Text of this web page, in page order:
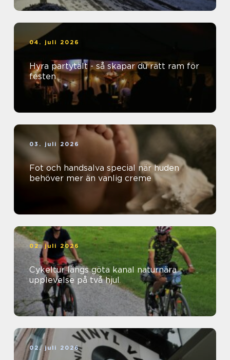
04. juli 2026
Hyra partytält - så skapar du rätt ram för
festen
03. juli 2026
Fot och handsalva special när huden
behöver mer än vanlig creme
02. juli 2026
Cykeltur längs göta kanal naturnära
upplevelse på två hjul
02. juli 2026